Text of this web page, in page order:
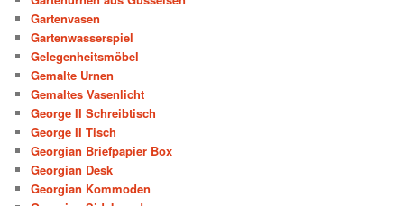
Gartenvasen
Gartenwasserspiel
Gelegenheitsmöbel
Gemalte Urnen
Gemaltes Vasenlicht
George II Schreibtisch
George II Tisch
Georgian Briefpapier Box
Georgian Desk
Georgian Kommoden